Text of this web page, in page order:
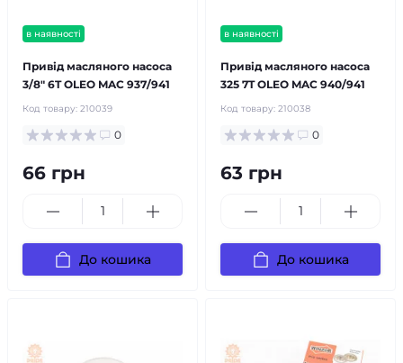
в наявності
Привід масляного насоса
3/8" 6T OLEO MAC 937/941
Код товару: 210039
0
66 грн
До кошика
в наявності
Привід масляного насоса
325 7T OLEO MAC 940/941
Код товару: 210038
0
63 грн
До кошика